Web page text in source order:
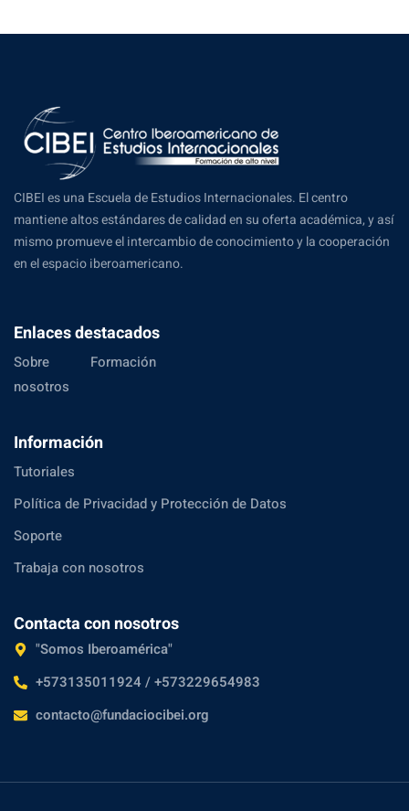
CIBEI es una Escuela de Estudios Internacionales. El centro
mantiene altos estándares de calidad en su oferta académica, y así
mismo promueve el intercambio de conocimiento y la cooperación
en el espacio iberoamericano.
Enlaces destacados
Sobre
nosotros
Formación
Información
Tutoriales
Política de Privacidad y Protección de Datos
Soporte
Trabaja con nosotros
Contacta con nosotros
"Somos Iberoamérica"
+573135011924 / +573229654983
contacto@fundaciocibei.org